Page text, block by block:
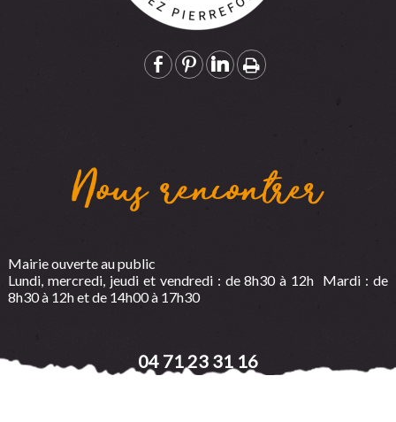
Nous rencontrer
Mairie ouverte au public
Lundi, mercredi, jeudi et vendredi : de 8h30 à 12h Mardi : de
8h30 à 12h et de 14h00 à 17h30
04 71 23 31 16